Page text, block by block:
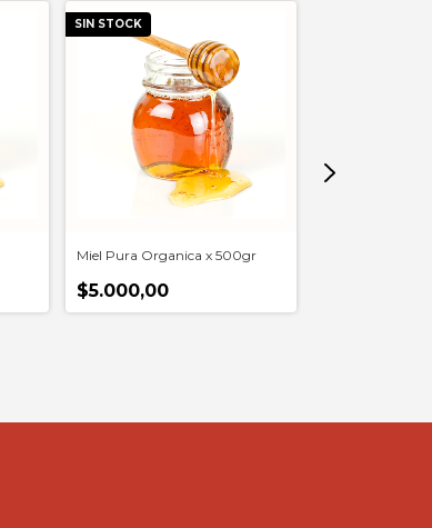
SIN STOCK
Miel Pura Organica x 500gr
$5.000,00